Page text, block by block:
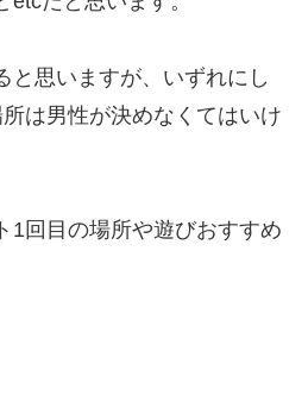
と思いますが、いずれにし
は男性が決めなくてはいけ
1回目の場所や遊びおすすめ